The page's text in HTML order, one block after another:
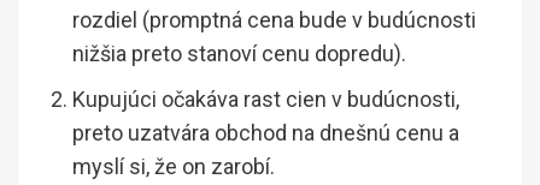
rozdiel (promptná cena bude v budúcnosti
nižšia preto stanoví cenu dopredu).
Kupujúci očakáva rast cien v budúcnosti,
preto uzatvára obchod na dnešnú cenu a
myslí si, že on zarobí.